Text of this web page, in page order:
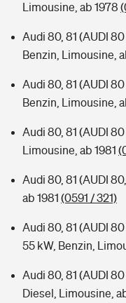
Limousine, ab 1978
Audi 80, 81 (AUDI 80
Benzin, Limousine,
Audi 80, 81 (AUDI
Benzin, Limousine,
Audi 80, 81 (AUDI
Limousine, ab 1981
Audi 80, 81 (AUDI
ab 1981 (0591 / 321)
Audi 80, 81 (AUDI
55 kW, Benzin,
Audi 80, 81 (AUDI 80
Diesel, Limousine,